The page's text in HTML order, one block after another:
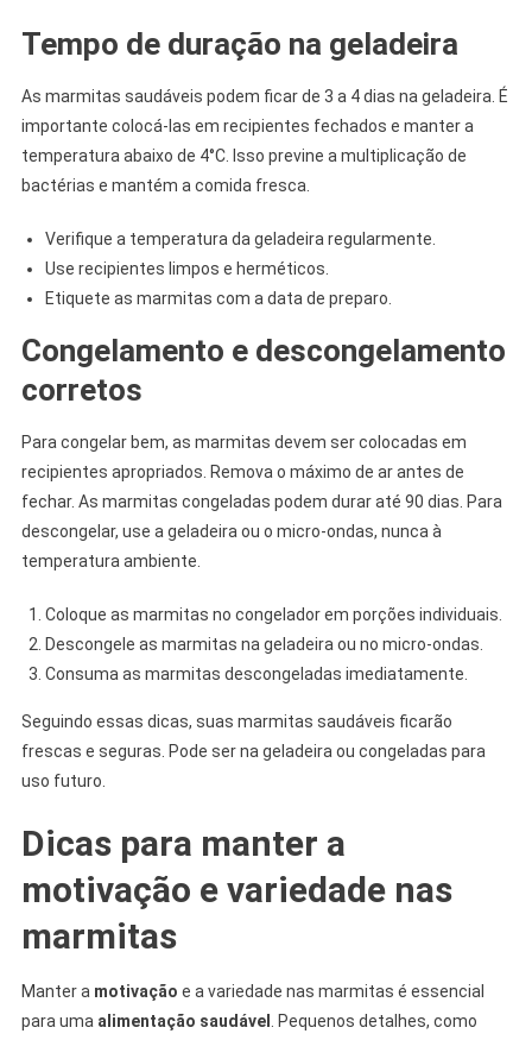
Tempo de duração na geladeira
As marmitas saudáveis podem ficar de 3 a 4 dias na geladeira. É
importante colocá-las em recipientes fechados e manter a
temperatura abaixo de 4°C. Isso previne a multiplicação de
bactérias e mantém a comida fresca.
Verifique a temperatura da geladeira regularmente.
Use recipientes limpos e herméticos.
Etiquete as marmitas com a data de preparo.
Congelamento e descongelamento
corretos
Para congelar bem, as marmitas devem ser colocadas em
recipientes apropriados. Remova o máximo de ar antes de
fechar. As marmitas congeladas podem durar até 90 dias. Para
descongelar, use a geladeira ou o micro-ondas, nunca à
temperatura ambiente.
Coloque as marmitas no congelador em porções individuais.
Descongele as marmitas na geladeira ou no micro-ondas.
Consuma as marmitas descongeladas imediatamente.
Seguindo essas dicas, suas marmitas saudáveis ficarão
frescas e seguras. Pode ser na geladeira ou congeladas para
uso futuro.
Dicas para manter a
motivação e variedade nas
marmitas
Manter a motivação e a variedade nas marmitas é essencial
para uma alimentação saudável . Pequenos detalhes, como